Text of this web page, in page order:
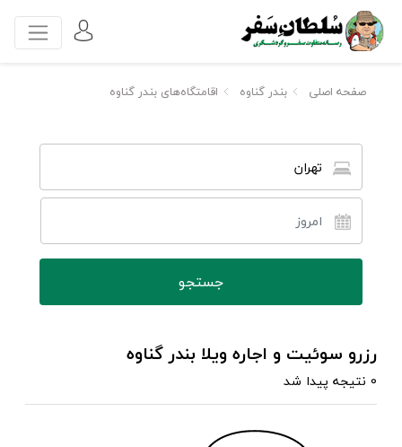
صفحه اصلی بندر گناوه اقامتگاه‌های بندر گناوه
تهران
رزرو سوئیت و اجاره ویلا بندر گناوه
0 نتیجه پیدا شد